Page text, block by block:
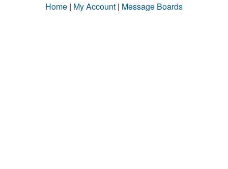
Home | My Account | Message Boards